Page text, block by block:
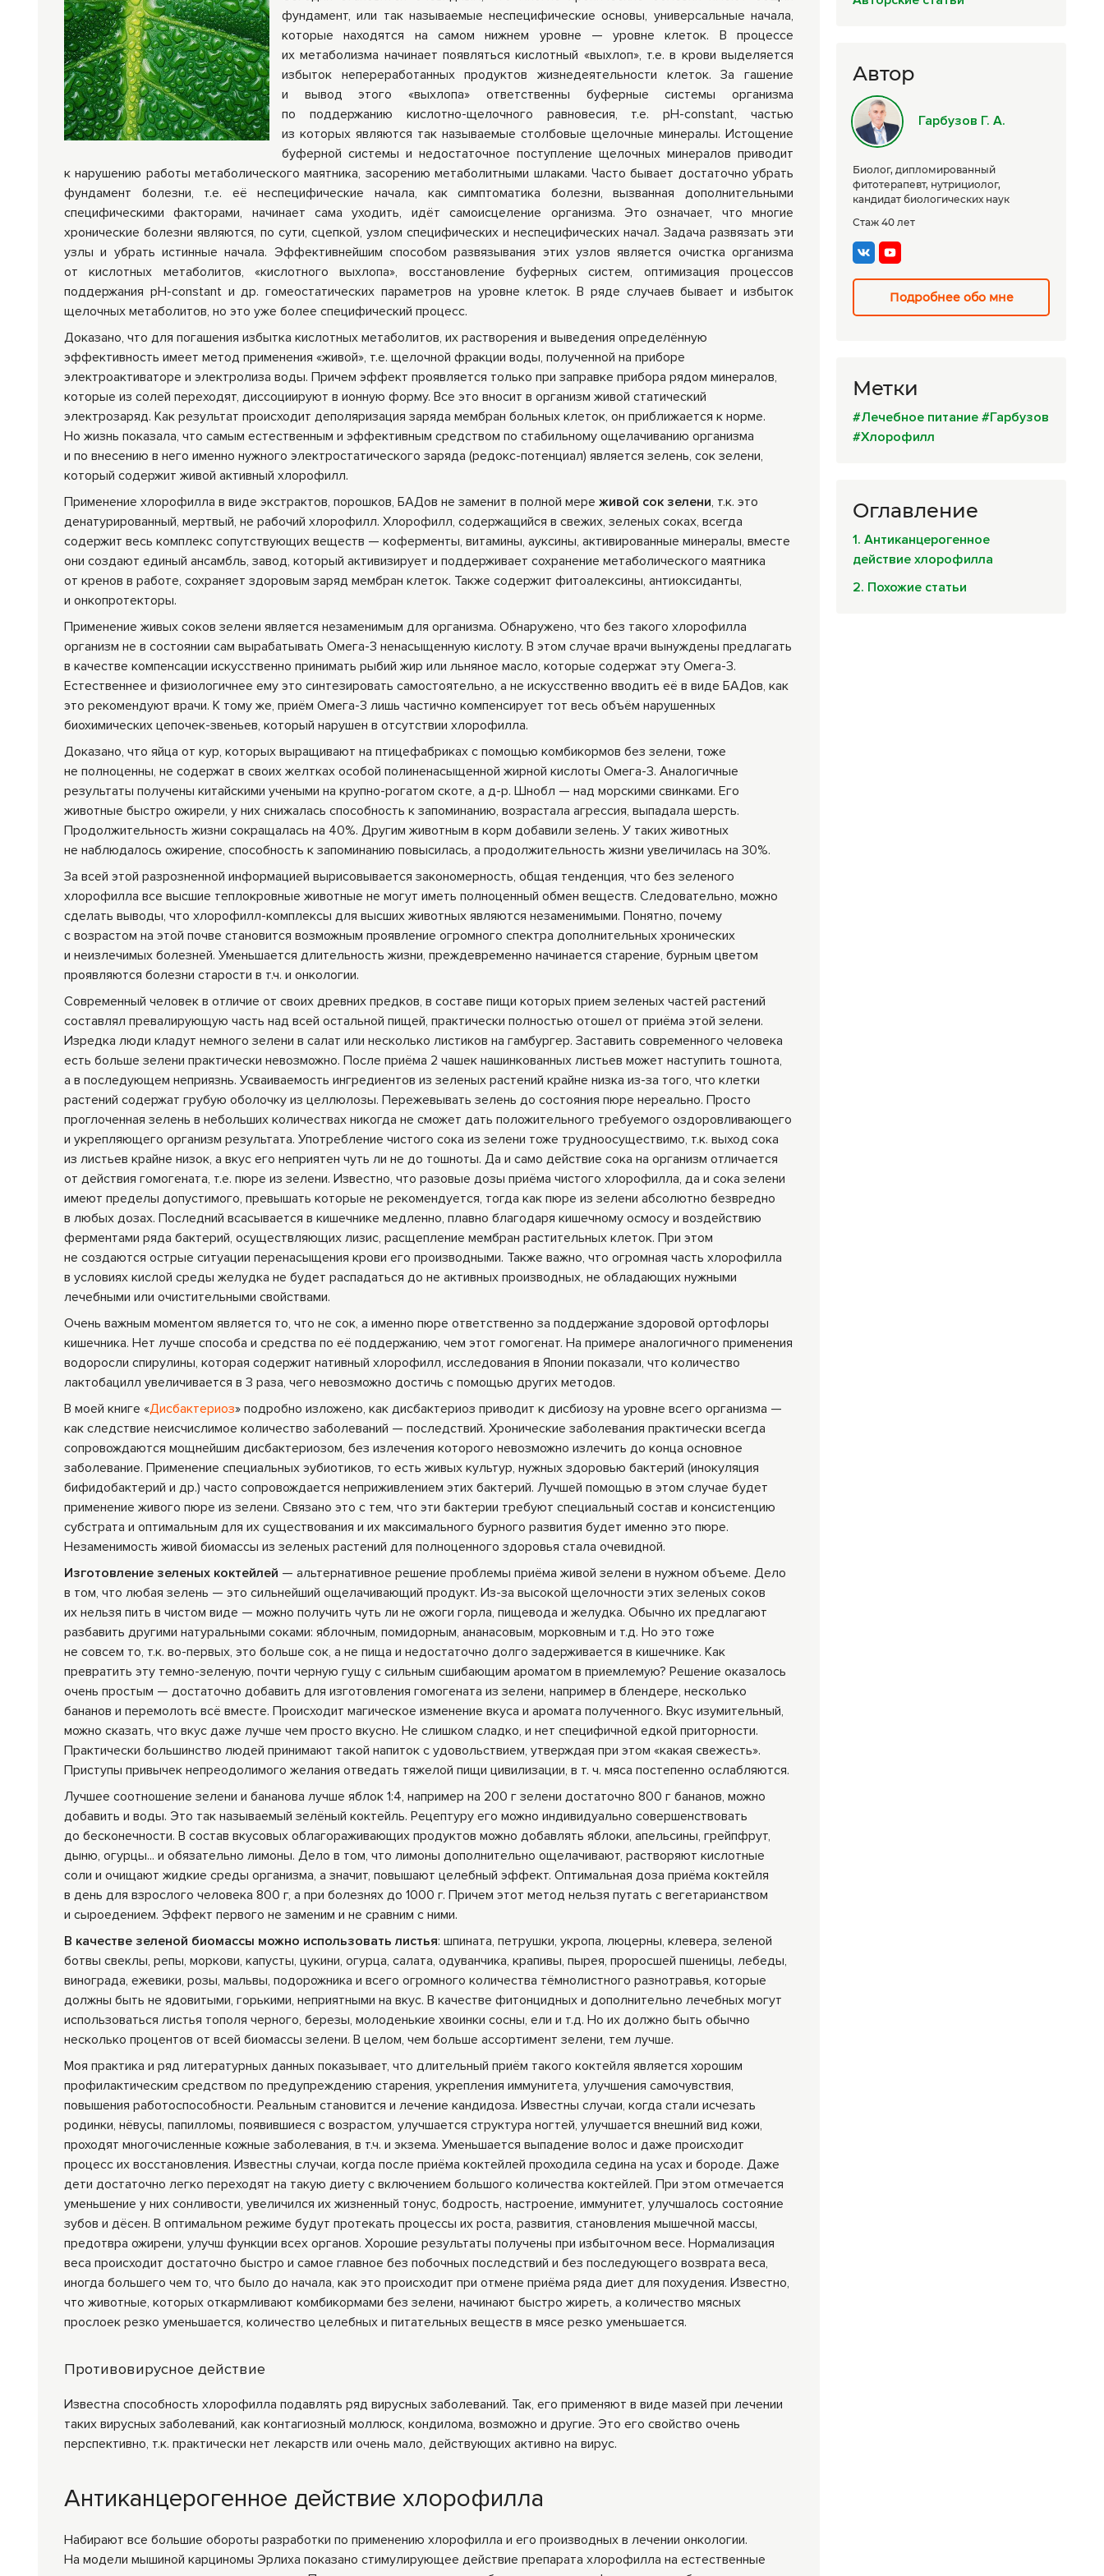
Средства личной
гигиены
лечебные
Г.А.
Комплексные
программы
лечения
фундамент, или так называемые неспецифические основы, универсальные начала,
которые находятся на самом нижнем уровне — уровне клеток. В процессе
их метаболизма начинает появляться кислотный «выхлоп», т.е. в крови выделяется
избыток непереработанных продуктов жизнедеятельности клеток. За гашение
и вывод этого «выхлопа» ответственны буферные системы организма
по поддержанию кислотно-щелочного равновесия, т.е. рН-constant, частью
из которых являются так называемые столбовые щелочные минералы. Истощение
буферной системы и недостаточное поступление щелочных минералов приводит
к нарушению работы метаболического маятника, засорению метаболитными шлаками. Часто бывает достаточно убрать
фундамент болезни, т.е. её неспецифические начала, как симптоматика болезни, вызванная дополнительными
специфическими факторами, начинает сама уходить, идёт самоисцеление организма. Это означает, что многие
хронические болезни являются, по сути, сцепкой, узлом специфических и неспецифических начал. Задача развязать эти
узлы и убрать истинные начала. Эффективнейшим способом развязывания этих узлов является очистка организма
от кислотных метаболитов, «кислотного выхлопа», восстановление буферных систем, оптимизация процессов
поддержания рН-constant и др. гомеостатических параметров на уровне клеток. В ряде случаев бывает и избыток
щелочных метаболитов, но это уже более специфический процесс.
Доказано, что для погашения избытка кислотных метаболитов, их растворения и выведения определённую
эффективность имеет метод применения «живой», т.е. щелочной фракции воды, полученной на приборе
электроактиваторе и электролиза воды. Причем эффект проявляется только при заправке прибора рядом минералов,
которые из солей переходят, диссоциируют в ионную форму. Все это вносит в организм живой статический
электрозаряд. Как результат происходит деполяризация заряда мембран больных клеток, он приближается к норме.
Но жизнь показала, что самым естественным и эффективным средством по стабильному ощелачиванию организма
и по внесению в него именно нужного электростатического заряда (редокс-потенциал) является зелень, сок зелени,
который содержит живой активный хлорофилл.
Применение хлорофилла в виде экстрактов, порошков, БАДов не заменит в полной мере живой сок зелени, т.к. это
денатурированный, мертвый, не рабочий хлорофилл. Хлорофилл, содержащийся в свежих, зеленых соках, всегда
содержит весь комплекс сопутствующих веществ — коферменты, витамины, ауксины, активированные минералы, вместе
они создают единый ансамбль, завод, который активизирует и поддерживает сохранение метаболического маятника
от кренов в работе, сохраняет здоровым заряд мембран клеток. Также содержит фитоалексины, антиоксиданты,
и онкопротекторы.
Применение живых соков зелени является незаменимым для организма. Обнаружено, что без такого хлорофилла
организм не в состоянии сам вырабатывать Омега-3 ненасыщенную кислоту. В этом случае врачи вынуждены предлагать
в качестве компенсации искусственно принимать рыбий жир или льняное масло, которые содержат эту Омега-3.
Естественнее и физиологичнее ему это синтезировать самостоятельно, а не искусственно вводить её в виде БАДов, как
это рекомендуют врачи. К тому же, приём Омега-3 лишь частично компенсирует тот весь объём нарушенных
биохимических цепочек-звеньев, который нарушен в отсутствии хлорофилла.
Доказано, что яйца от кур, которых выращивают на птицефабриках с помощью комбикормов без зелени, тоже
не полноценны, не содержат в своих желтках особой полиненасыщенной жирной кислоты Омега-3. Аналогичные
результаты получены китайскими учеными на крупно-рогатом скоте, а д-р. Шнобл — над морскими свинками. Его
животные быстро ожирели, у них снижалась способность к запоминанию, возрастала агрессия, выпадала шерсть.
Продолжительность жизни сокращалась на 40%. Другим животным в корм добавили зелень. У таких животных
не наблюдалось ожирение, способность к запоминанию повысилась, а продолжительность жизни увеличилась на 30%.
За всей этой разрозненной информацией вырисовывается закономерность, общая тенденция, что без зеленого
хлорофилла все высшие теплокровные животные не могут иметь полноценный обмен веществ. Следовательно, можно
сделать выводы, что хлорофилл-комплексы для высших животных являются незаменимыми. Понятно, почему
с возрастом на этой почве становится возможным проявление огромного спектра дополнительных хронических
и неизлечимых болезней. Уменьшается длительность жизни, преждевременно начинается старение, бурным цветом
проявляются болезни старости в т.ч. и онкологии.
Современный человек в отличие от своих древних предков, в составе пищи которых прием зеленых частей растений
составлял превалирующую часть над всей остальной пищей, практически полностью отошел от приёма этой зелени.
Изредка люди кладут немного зелени в салат или несколько листиков на гамбургер. Заставить современного человека
есть больше зелени практически невозможно. После приёма 2 чашек нашинкованных листьев может наступить тошнота,
а в последующем неприязнь. Усваиваемость ингредиентов из зеленых растений крайне низка из-за того, что клетки
растений содержат грубую оболочку из целлюлозы. Пережевывать зелень до состояния пюре нереально. Просто
проглоченная зелень в небольших количествах никогда не сможет дать положительного требуемого оздоровливающего
и укрепляющего организм результата. Употребление чистого сока из зелени тоже трудноосуществимо, т.к. выход сока
из листьев крайне низок, а вкус его неприятен чуть ли не до тошноты. Да и само действие сока на организм отличается
от действия гомогената, т.е. пюре из зелени. Известно, что разовые дозы приёма чистого хлорофилла, да и сока зелени
имеют пределы допустимого, превышать которые не рекомендуется, тогда как пюре из зелени абсолютно безвредно
в любых дозах. Последний всасывается в кишечнике медленно, плавно благодаря кишечному осмосу и воздействию
ферментами ряда бактерий, осуществляющих лизис, расщепление мембран растительных клеток. При этом
не создаются острые ситуации перенасыщения крови его производными. Также важно, что огромная часть хлорофилла
в условиях кислой среды желудка не будет распадаться до не активных производных, не обладающих нужными
лечебными или очистительными свойствами.
Очень важным моментом является то, что не сок, а именно пюре ответственно за поддержание здоровой ортофлоры
кишечника. Нет лучше способа и средства по её поддержанию, чем этот гомогенат. На примере аналогичного применения
водоросли спирулины, которая содержит нативный хлорофилл, исследования в Японии показали, что количество
лактобацилл уве­личивается в 3 раза, чего невозможно достичь с помощью других методов.
В моей книге «Дис­бактериоз» подробно изложено, как дисбактериоз приводит к дисбиозу на уровне всего организма —
как следствие неисчислимое количество за­болеваний — последствий. Хронические заболевания практически всегда
сопровождаются мощнейшим дисбактериозом, без излечения которого невозможно излечить до конца основное
заболевание. Применение специальных эубиотиков, то есть живых культур, нужных здоровью бактерий (инокуляция
бифидобактерий и др.) часто сопровождается неприживлением этих бактерий. Лучшей помощью в этом случае будет
применение живого пюре из зелени. Связано это с тем, что эти бактерии требуют специальный состав и консистенцию
субстрата и оптимальным для их существования и их максимального бурного развития будет именно это пюре.
Незаменимость живой биомассы из зеленых растений для полноценного здоровья стала очевидной.
Изготовление зеленых коктейлей — альтернативное решение проблемы приёма живой зелени в нужном объеме. Дело
в том, что любая зелень — это сильнейший ощелачивающий продукт. Из-за высокой щелочности этих зеленых соков
их нельзя пить в чистом виде — можно получить чуть ли не ожоги горла, пищевода и желудка. Обычно их предлагают
разбавить другими натуральными соками: яблочным, помидорным, ананасовым, морковным и т.д. Но это тоже
не совсем то, т.к. во-первых, это больше сок, а не пища и недостаточно долго задерживается в кишечнике. Как
превратить эту темно-зеленую, почти черную гущу с сильным сшибающим ароматом в приемлемую? Решение оказалось
очень простым — достаточно добавить для изготовления гомогената из зелени, например в блендере, несколько
бананов и перемолоть всё вместе. Происходит магическое изменение вкуса и аромата полученного. Вкус изумительный,
можно сказать, что вкус даже лучше чем просто вкусно. Не слишком сладко, и нет специфичной едкой приторности.
Практически большинство людей принимают такой напиток с удовольствием, утверждая при этом «какая свежесть».
Приступы привычек непреодолимого желания отведать тяжелой пищи цивилизации, в т. ч. мяса постепенно ослабляются.
Лучшее соотношение зелени и бананова лучше яблок 1:4, например на 200 г зелени достаточно 800 г бананов, можно
добавить и воды. Это так называемый зелёный коктейль. Рецептуру его можно индивидуально совершенствовать
до бесконечности. В состав вкусовых облагораживающих продуктов можно добавлять яблоки, апельсины, грейпфрут,
дыню, огурцы... и обязательно лимоны. Дело в том, что лимоны дополнительно ощелачивают, растворяют кислотные
соли и очищают жидкие среды организма, а значит, повышают целебный эффект. Оптимальная доза приёма коктейля
в день для взрослого человека 800 г, а при болезнях до 1000 г. Причем этот метод нельзя путать с вегетарианством
и сыроедением. Эффект первого не заменим и не сравним с ними.
В качестве зеленой биомассы можно использовать листья: шпината, петрушки, укропа, люцерны, клевера, зеленой
ботвы свеклы, репы, моркови, капусты, цукини, огурца, салата, одуванчика, крапивы, пырея, проросшей пшеницы, лебеды,
винограда, ежевики, розы, мальвы, подорожника и всего огромного количества тёмнолистного разнотравья, которые
должны быть не ядовитыми, горькими, неприятными на вкус. В качестве фитонцидных и дополнительно лечебных могут
использоваться листья тополя черного, березы, молоденькие хвоинки сосны, ели и т.д. Но их должно быть обычно
несколько процентов от всей биомассы зелени. В целом, чем больше ассортимент зелени, тем лучше.
Моя практика и ряд литературных данных показывает, что длительный приём такого коктейля является хорошим
профилактическим средством по предупреждению старения, укрепления иммунитета, улучшения самочувствия,
повышения работоспособности. Реальным становится и лечение кандидоза. Известны случаи, когда стали исчезать
родинки, нёвусы, папилломы, появившиеся с возрастом, улучшается структура ногтей, улучшается внешний вид кожи,
проходят многочисленные кожные заболевания, в т.ч. и экзема. Уменьшается выпадение волос и даже происходит
процесс их восстановления. Известны случаи, когда после приёма коктейлей проходила седина на усах и бороде. Даже
дети достаточно легко переходят на такую диету с включением большого количества коктейлей. При этом отмечается
уменьшение у них сонливости, увеличился их жизненный тонус, бодрость, настроение, иммунитет, улучшалось состояние
зубов и дёсен. В оптимальном режиме будут протекать процессы их роста, развития, становления мышечной массы,
предотвра ожирени, улучш функции всех органов. Хорошие результаты получены при избыточном весе. Нормализация
веса происходит достаточно быстро и самое главное без побочных последствий и без последующего возврата веса,
иногда большего чем то, что было до начала, как это происходит при отмене приёма ряда диет для похудения. Известно,
что животные, которых откармливают комбикормами без зелени, начинают быстро жиреть, а количество мясных
прослоек резко уменьшается, количество целебных и питательных веществ в мясе резко уменьшается.
Противовирусное действие
Известна способность хлорофилла подавлять ряд вирусных заболева­ний. Так, его применяют в виде мазей при лечении
таких вирусных заболеваний, как контагиозный моллюск, кондилома, возможно и дру­гие. Это его свойство очень
перспективно, т.к. практически нет ле­карств или очень мало, действующих активно на вирус.
Антиканцерогенное действие хлорофилла
Набирают все большие обороты разработки по применению хлорофилла и его производных в лечении онкологии.
На модели мышиной кар­циномы Эрлиха показано стимулирующее действие препарата хлоро­филла на естественные
Автор
Гарбузов Г. А.
Биолог, дипломированный
фитотерапевт, нутрициолог,
кандидат биологических наук
Стаж 40 лет
Подробнее обо мне
Метки
#Лечебное питание #Гарбузов
#Хлорофилл
Оглавление
1. Антиканцерогенное
действие хлорофилла
2. Похожие статьи